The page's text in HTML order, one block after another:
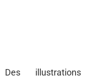
Des